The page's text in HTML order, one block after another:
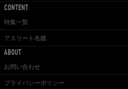
CONTENT
特集一覧
アスリート名鑑
ABOUT
お問い合わせ
プライバシーポリシー